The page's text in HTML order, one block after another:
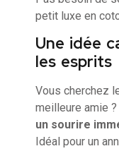
petit luxe en
Une idée
les esprits
Vous cherchez
meilleure amie
un sourire
Idéal pour un